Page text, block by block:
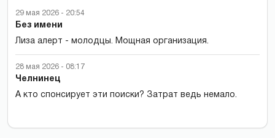
29 мая 2026 - 20:54
Без имени
Лиза алерт - молодцы. Мощная организация.
28 мая 2026 - 08:17
Челнинец
А кто спонсирует эти поиски? Затрат ведь немало.